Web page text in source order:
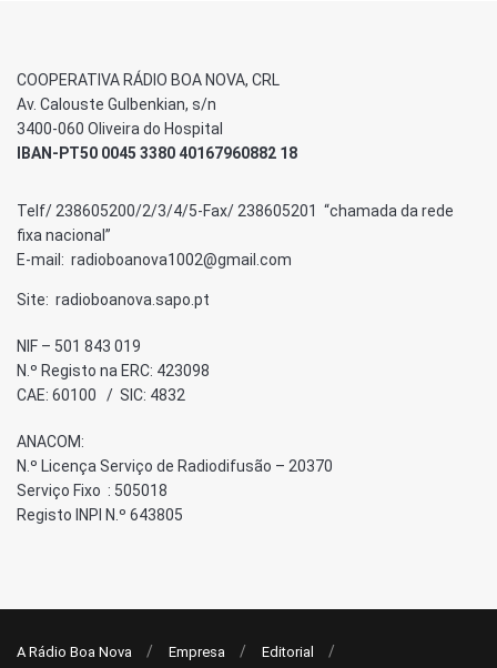
COOPERATIVA RÁDIO BOA NOVA, CRL
Av. Calouste Gulbenkian, s/n
3400-060 Oliveira do Hospital
IBAN-PT50 0045 3380 40167960882 18
Telf/ 238605200/2/3/4/5-Fax/ 238605201 “chamada da rede
fixa nacional”
E-mail: radioboanova1002@gmail.com
Site: radioboanova.sapo.pt
NIF – 501 843 019
N.º Registo na ERC: 423098
CAE: 60100 / SIC: 4832
ANACOM:
N.º Licença Serviço de Radiodifusão – 20370
Serviço Fixo : 505018
Registo INPI N.º 643805
A Rádio Boa Nova Empresa Editorial